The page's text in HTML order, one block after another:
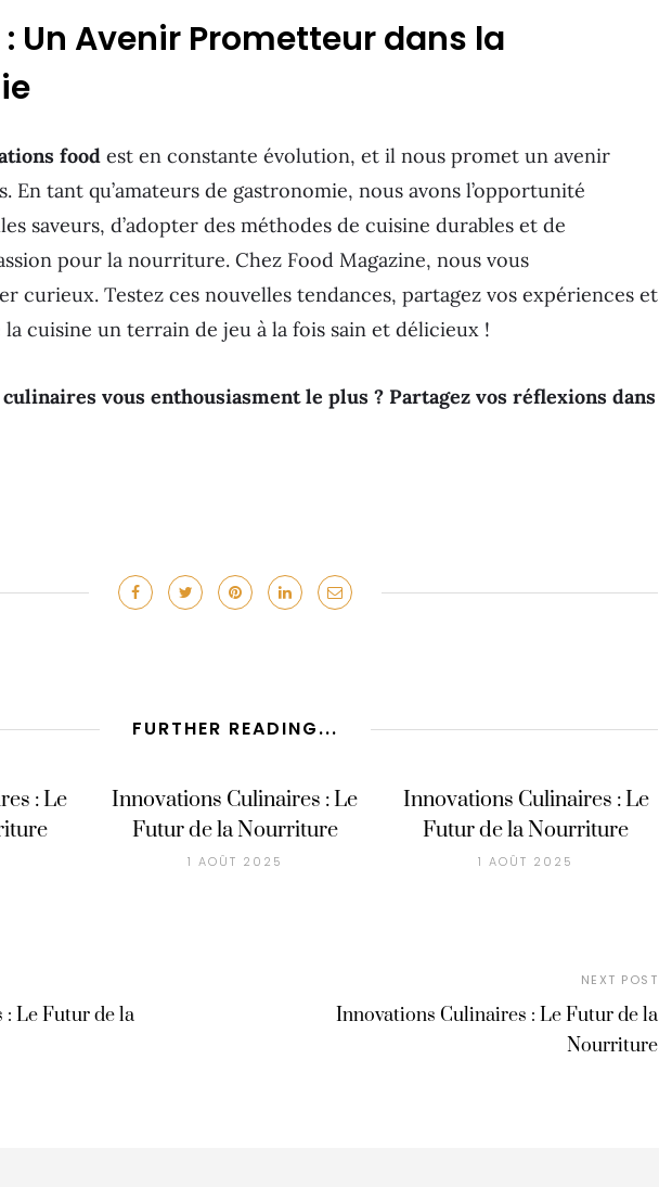
Un Avenir Prometteur dans la
food est en constante évolution, et il nous promet un avenir
En tant qu’amateurs de gastronomie, nous avons l’opportunité
saveurs, d’adopter des méthodes de cuisine durables et de
pour la nourriture. Chez Food Magazine, nous vous
curieux. Testez ces nouvelles tendances, partagez vos expériences et
la cuisine un terrain de jeu à la fois sain et délicieux !
vous enthousiasment le plus ? Partagez vos réflexions dans
FURTHER READING...
: Le
Innovations Culinaires : Le
Futur de la Nourriture
1 AOÛT 2025
Innovations Culinaires : Le
Futur de la Nourriture
1 AOÛT 2025
Le Futur de la
NEXT POST
Innovations Culinaires : Le Futur de la
Nourriture